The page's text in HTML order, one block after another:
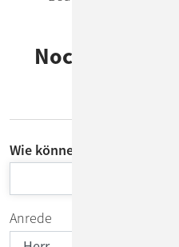
Noch Fragen
Wie können wir Sie
Anrede